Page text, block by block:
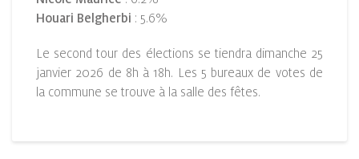
Houari Belgherbi : 5.6%
Le second tour des élections se tiendra dimanche 25
janvier 2026 de 8h à 18h. Les 5 bureaux de votes de
la commune se trouve à la salle des fêtes.